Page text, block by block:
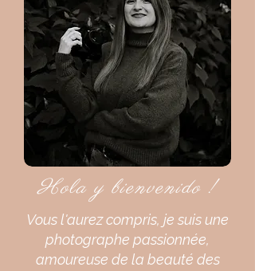
Hola y bienvenido !
Vous l'aurez compris, je suis une
photographe passionnée,
amoureuse de la beauté des